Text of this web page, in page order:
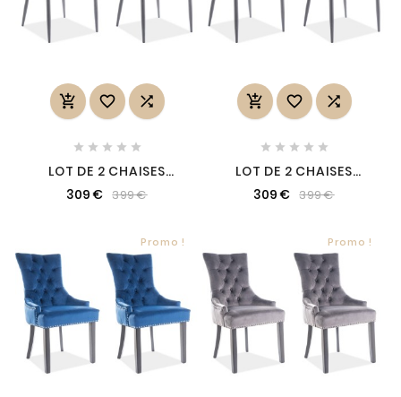
  
    
LOT DE 2 CHAISES
VELOURS DE QUALITÉ,
309 € 399 €
  
    
LOT DE 2 CHAISES
VELOURS DE QUALITÉ,
309 € 399 €
Promo ! Promo !